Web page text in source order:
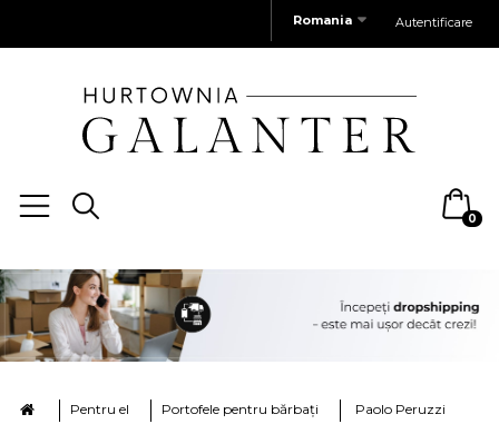
Autentificare
Romania
0
Pentru el Portofele pentru bărbați Paolo Peruzzi